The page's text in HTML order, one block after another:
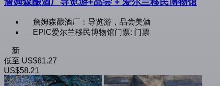
詹姆森酿酒厂：导览游，品尝美酒
EPIC爱尔兰移民博物馆门票: 门票
新
低至 US$61.27
US$58.21